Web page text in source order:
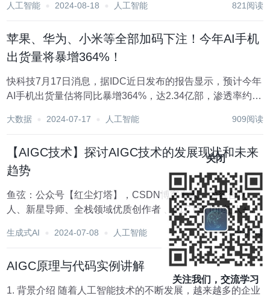
梦想、手握创新项目的您加入！只要您有好项目，这里就是
人工智能 2024-08-18 人工智能 821阅读
苹果、华为、小米等全部加码下注！今年AI手机
出货量将暴增364%！
快科技7月17日消息，据IDC近日发布的报告显示，预计今年
AI手机出货量估将同比暴增364%，达2.34亿部，渗透率约
的年复合成长率为78.4%。 目前，苹果、华为、小米等各大
大数据 2024-07-17 人工智能 909阅读
【AIGC技术】探讨AIGC技术的发展现状和未来
趋势
鱼弦：公众号【红尘灯塔】，CSDN博客专家、内容合伙
人、新星导师、全栈领域优质创作者 、51CTO(Top红人+专
端架构 https://github.com/Peakchen...
生成式AI 2024-07-08 人工智能 1293阅读
AIGC原理与代码实例讲解
1. 背景介绍 随着人工智能技术的不断发展，越来越多的企业
关闭
关注我们，交流学习